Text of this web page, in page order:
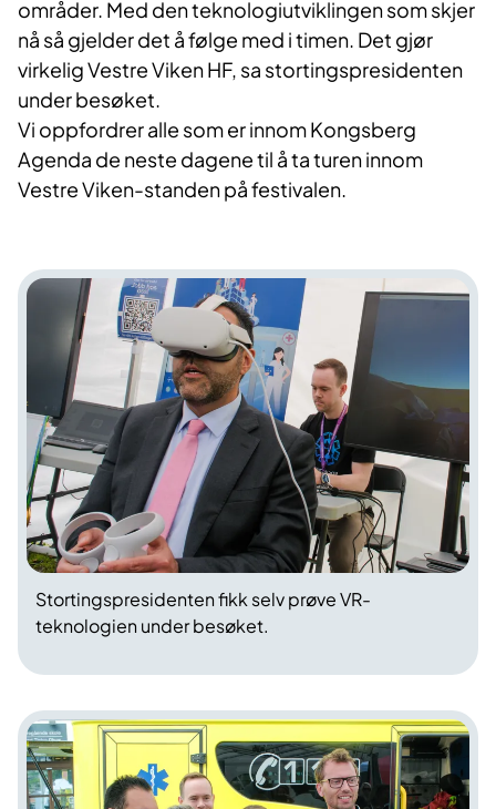
områder. Med den teknologiutviklingen som skjer
nå så gjelder det å følge med i timen. Det gjør
virkelig Vestre Viken HF, sa stortingspresidenten
under besøket.
Vi oppfordrer alle som er innom Kongsberg
Agenda de neste dagene til å ta turen innom
Vestre Viken-standen på festivalen.
Stortingspresidenten fikk selv prøve VR-
teknologien under besøket.